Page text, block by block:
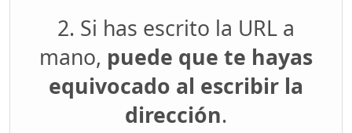
2. Si has escrito la URL a
mano, puede que te hayas
equivocado al escribir la
dirección.